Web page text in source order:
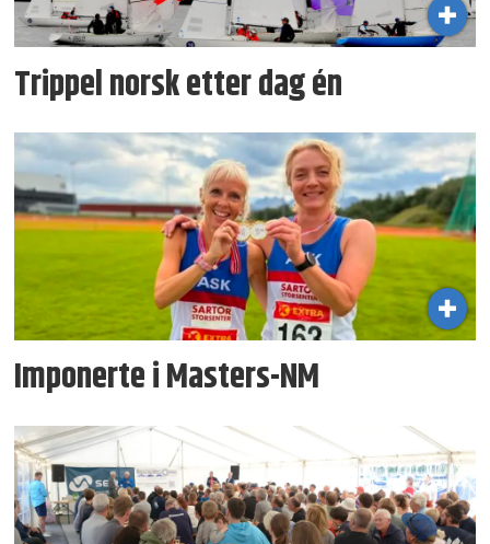
Trippel norsk etter dag én
Imponerte i Masters-NM